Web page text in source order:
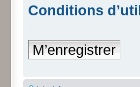
Conditions
M’enregistrer